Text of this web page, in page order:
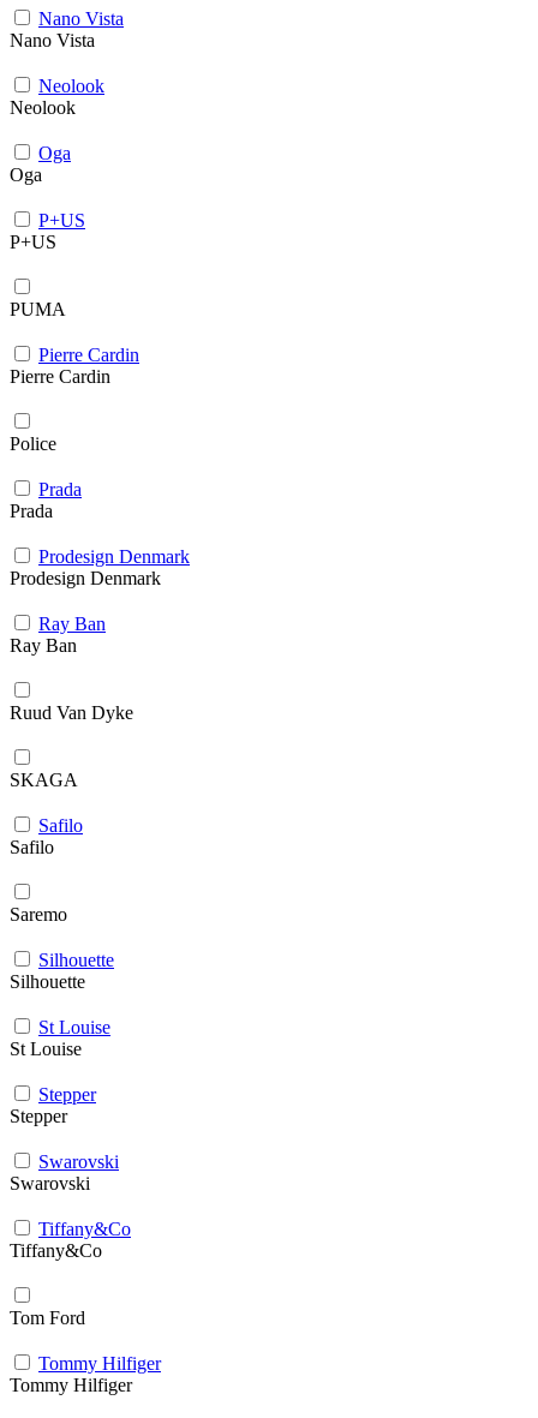
Nano Vista
Nano Vista
Neolook
Neolook
Oga
Oga
P+US
P+US
PUMA
Pierre Cardin
Pierre Cardin
Police
Prada
Prada
Prodesign Denmark
Prodesign Denmark
Ray Ban
Ray Ban
Ruud Van Dyke
SKAGA
Safilo
Safilo
Saremo
Silhouette
Silhouette
St Louise
St Louise
Stepper
Stepper
Swarovski
Swarovski
Tiffany&Co
Tiffany&Co
Tom Ford
Tommy Hilfiger
Tommy Hilfiger